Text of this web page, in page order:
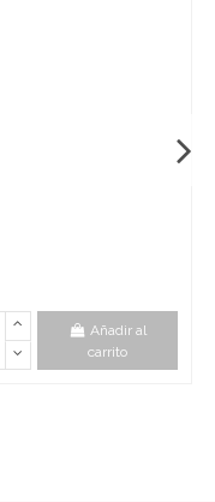
Añadir al
carrito